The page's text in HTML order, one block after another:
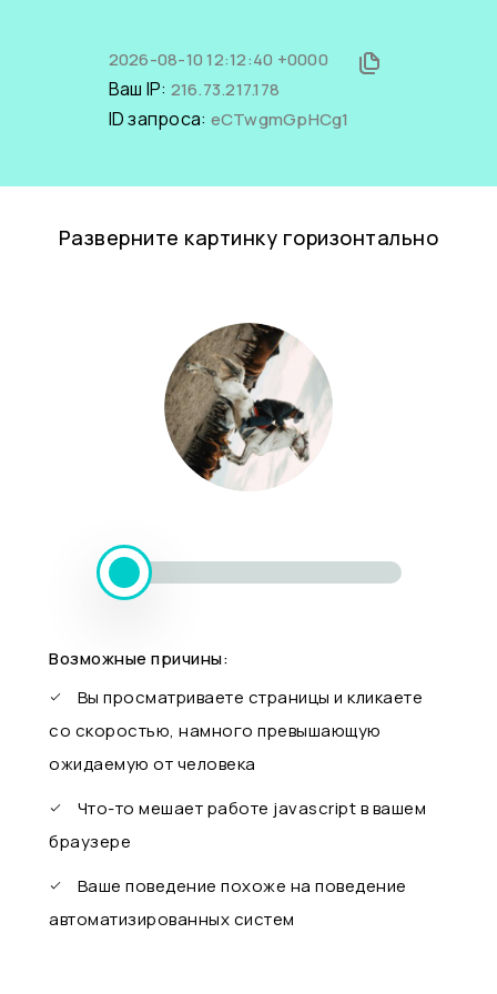
2026-08-10 12:12:40 +0000
Ваш IP: 216.73.217.178
ID запроса: eCTwgmGpHCg1
Разверните картинку горизонтально
Возможные причины:
Вы просматриваете страницы и кликаете
со скоростью, намного превышающую
ожидаемую от человека
Что-то мешает работе javascript в вашем
браузере
Ваше поведение похоже на поведение
автоматизированных систем